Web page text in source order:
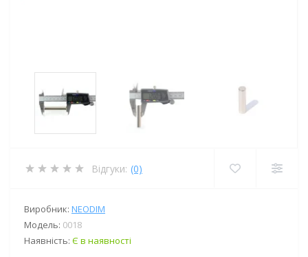
Відгуки: (0)
Виробник: NEODIM
Модель: 0018
Наявність: Є в наявності